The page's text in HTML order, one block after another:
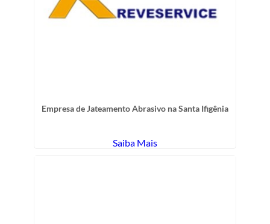
Empresa de Jateamento Abrasivo na Santa Ifigênia
Saiba Mais